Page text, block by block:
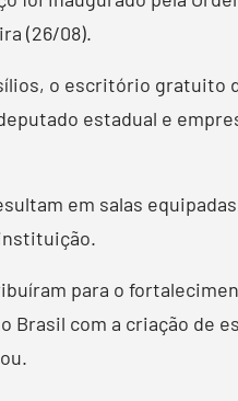
(26/08).
o escritório gratuito
estadual e
em salas
para o
com a criação de